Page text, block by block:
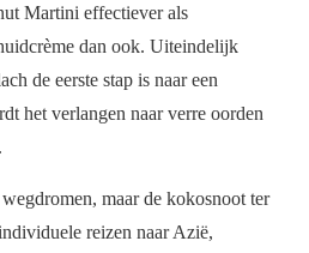
Martini effectiever als
dan ook. Uiteindelijk
de eerste stap is naar een
het verlangen naar verre oorden
maar de kokosnoot ter
reizen naar Azië,